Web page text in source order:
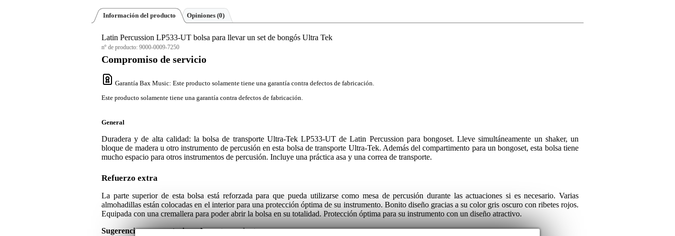
Información del producto Opiniones (0)
Latin Percussion LP533-UT bolsa para llevar un set de bongós Ultra Tek
nº de producto: 9000-0009-7250
Compromiso de servicio
Garantía Bax Music: Este producto solamente tiene una garantía contra defectos de fabricación.
Este producto solamente tiene una garantía contra defectos de fabricación.
General
Duradera y de alta calidad: la bolsa de transporte Ultra-Tek LP533-UT de Latin Percussion para bongoset. Lleve simultáneamente un shaker, un
bloque de madera u otro instrumento de percusión en esta bolsa de transporte Ultra-Tek. Además del compartimento para un bongoset, esta bolsa tiene
mucho espacio para otros instrumentos de percusión. Incluye una práctica asa y una correa de transporte.
Refuerzo extra
La parte superior de esta bolsa está reforzada para que pueda utilizarse como mesa de percusión durante las actuaciones si es necesario. Varias
almohadillas están colocadas en el interior para una protección óptima de su instrumento. Bonito diseño gracias a su color gris oscuro con ribetes rojos.
Equipada con una cremallera para poder abrir la bolsa en su totalidad. Protección óptima para su instrumento con un diseño atractivo.
Sugerencias o comentarios sobre este producto